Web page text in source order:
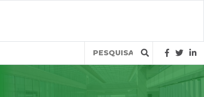
Query